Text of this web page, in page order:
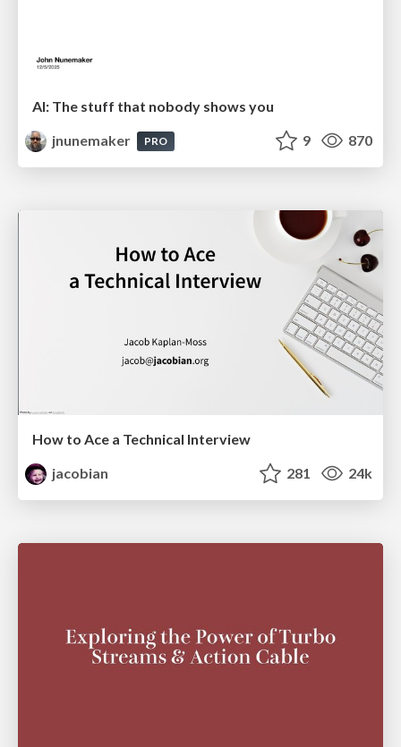
AI: The stuff that nobody shows you
jnunemaker
PRO 9 870
How to Ace a Technical Interview
jacobian
281 24k